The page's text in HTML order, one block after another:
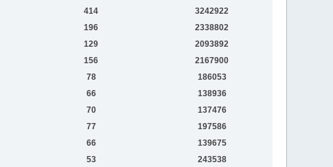
414
3242922
196
2338802
129
2093892
156
2167900
78
186053
66
138936
70
137476
77
197586
66
139675
53
243538